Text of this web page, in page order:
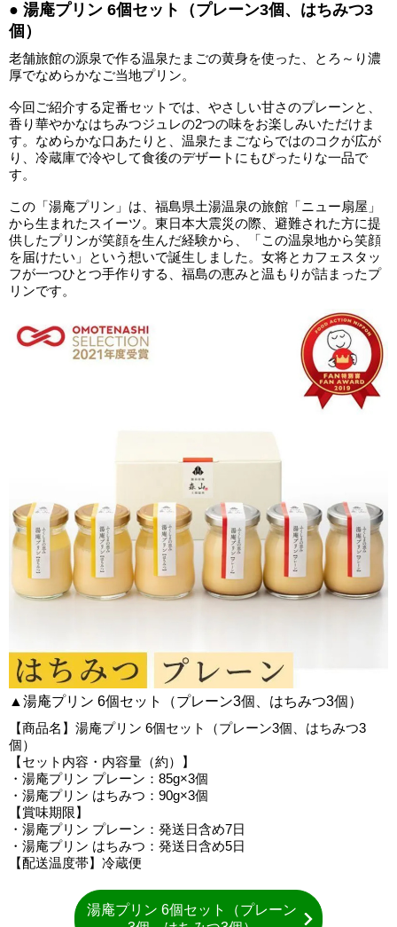
● 湯庵プリン 6個セット（プレーン3個、はちみつ3
個）
老舗旅館の源泉で作る温泉たまごの黄身を使った、とろ～り濃
厚でなめらかなご当地プリン。
今回ご紹介する定番セットでは、やさしい甘さのプレーンと、
香り華やかなはちみつジュレの2つの味をお楽しみいただけま
す。なめらかな口あたりと、温泉たまごならではのコクが広が
り、冷蔵庫で冷やして食後のデザートにもぴったりな一品で
す。
この「湯庵プリン」は、福島県土湯温泉の旅館「ニュー扇屋」
から生まれたスイーツ。東日本大震災の際、避難された方に提
供したプリンが笑顔を生んだ経験から、「この温泉地から笑顔
を届けたい」という想いで誕生しました。女将とカフェスタッ
フが一つひとつ手作りする、福島の恵みと温もりが詰まったプ
リンです。
▲湯庵プリン 6個セット（プレーン3個、はちみつ3個）
【商品名】湯庵プリン 6個セット（プレーン3個、はちみつ3
個）
【セット内容・内容量（約）】
・湯庵プリン プレーン：85g×3個
・湯庵プリン はちみつ：90g×3個
【賞味期限】
・湯庵プリン プレーン：発送日含め7日
・湯庵プリン はちみつ：発送日含め5日
【配送温度帯】冷蔵便
湯庵プリン 6個セット（プレーン